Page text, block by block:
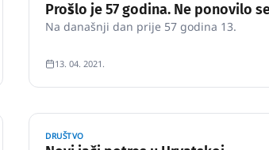
Prošlo je 57 godina. Ne ponovilo
Na današnji dan prije 57 godina 13.
13. 04. 2021.
DRUŠTVO